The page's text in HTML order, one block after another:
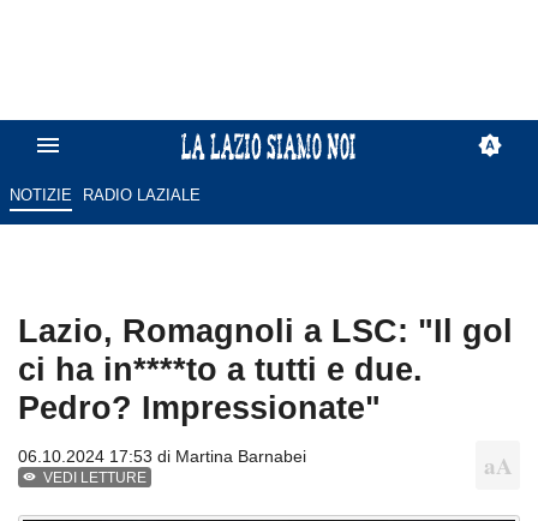
NOTIZIE RADIO LAZIALE
Lazio, Romagnoli a LSC: "Il gol
ci ha in****to a tutti e due.
Pedro? Impressionate"
06.10.2024 17:53 di Martina Barnabei
VEDI LETTURE